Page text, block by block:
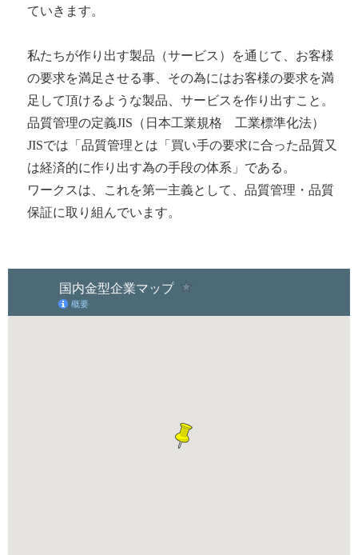
ていきます。
私たちが作り出す製品（サービス）を通じて、お客様
の要求を満足させる事、その為にはお客様の要求を満
足して頂けるような製品、サービスを作り出すこと。
品質管理の定義JIS（日本工業規格 工業標準化法）
JISでは「品質管理とは「買い手の要求に合った品質又
は経済的に作り出す為の手段の体系」である。
ワークスは、これを第一主義として、品質管理・品質
保証に取り組んでいます。